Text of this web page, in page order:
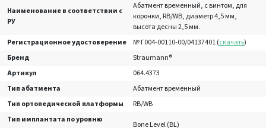
Наименование в соответствии с
РУ
Абатмент временный, с винтом, для
коронки, RB/WB, диаметр 4,5 мм,
высота десны 2,5 мм.
Регистрационное удостоверение
№ Г004-00110-00/04137401 (скачать)
Бренд
Straumann®
Артикул
064.4373
Тип абатмента
Абатмент временный
Тип ортопедической платформы
RB/WB
Тип имплантата по уровню
Bone Level (BL)